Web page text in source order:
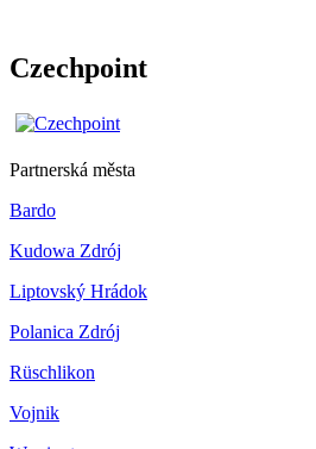
Czechpoint
Partnerská města
Bardo
Kudowa Zdrój
Liptovský Hrádok
Polanica Zdrój
Rüschlikon
Vojnik